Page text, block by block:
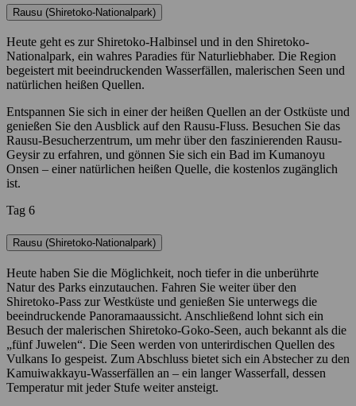
Rausu (Shiretoko-Nationalpark)
Heute geht es zur Shiretoko-Halbinsel und in den Shiretoko-
Nationalpark, ein wahres Paradies für Naturliebhaber. Die Region
begeistert mit beeindruckenden Wasserfällen, malerischen Seen und
natürlichen heißen Quellen.
Entspannen Sie sich in einer der heißen Quellen an der Ostküste und
genießen Sie den Ausblick auf den Rausu-Fluss. Besuchen Sie das
Rausu-Besucherzentrum, um mehr über den faszinierenden Rausu-
Geysir zu erfahren, und gönnen Sie sich ein Bad im Kumanoyu
Onsen – einer natürlichen heißen Quelle, die kostenlos zugänglich
ist.
Tag 6
Rausu (Shiretoko-Nationalpark)
Heute haben Sie die Möglichkeit, noch tiefer in die unberührte
Natur des Parks einzutauchen. Fahren Sie weiter über den
Shiretoko-Pass zur Westküste und genießen Sie unterwegs die
beeindruckende Panoramaaussicht. Anschließend lohnt sich ein
Besuch der malerischen Shiretoko-Goko-Seen, auch bekannt als die
„fünf Juwelen“. Die Seen werden von unterirdischen Quellen des
Vulkans Io gespeist. Zum Abschluss bietet sich ein Abstecher zu den
Kamuiwakkayu-Wasserfällen an – ein langer Wasserfall, dessen
Temperatur mit jeder Stufe weiter ansteigt.